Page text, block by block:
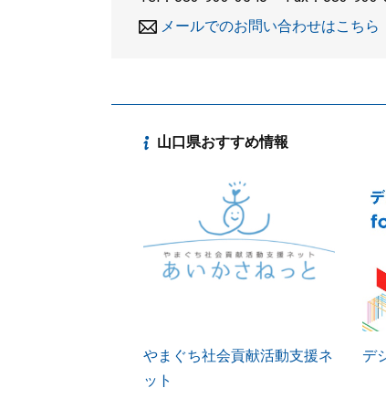
メールでのお問い合わせはこちら
山口県おすすめ情報
やまぐち社会貢献活動支援ネ
ット
デ